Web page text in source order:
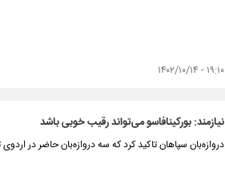
۱۹:۱۰ - ۱۴۰۲/۱۰/۱۴
نیازمند: بورکینافاسو می‌تواند رقیب خوبی باشد
دروازه‌بان سپاهان تاکید کرد که سه دروازه‌بان حاضر در